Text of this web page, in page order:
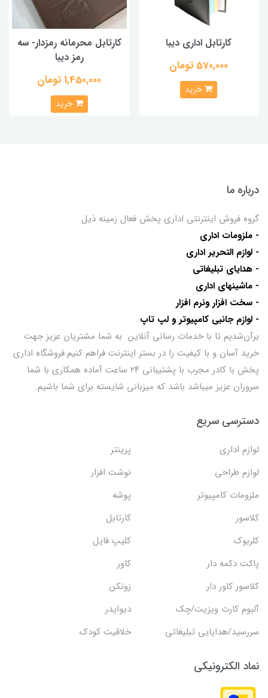
کارتابل اداری دیبا
570,000 تومان
خرید
کارتابل محرمانه رمزدار- سه
رمز دیبا
1,450,000 تومان
خرید
درباره ما
گروه فروش اینترنتی اداری پخش فعال زمینه ذیل
- ملزومات اداری
- لوازم التحریر اداری
- هدایای تبلیغاتی
- ماشینهای اداری
- سخت افزار ونرم افزار
- لوازم جانبی کامپیوتر و لپ تاپ
برآن‌شدیم تا با خدمات رسانی آنلاین به شما مشتریان عزیز جهت
خرید آسان و با کیفیت را در بستر اینترنت فراهم کنیم.فروشگاه اداری
پخش با کادر مجرب با پشتیبانی ۲۴ ساعت آماده همکاری با شما
سروران عزیز میباشد باشد که میزبانی شایسته برای شما باشیم.
دسترسی سریع
لوازم اداری
پرینتر
لوازم طراحی
نوشت افزار
ملزومات کامپیوتر
پوشه
کلاسور
کارتابل
کلربوک
کلیپ فایل
پاکت دکمه دار
کاور
کلاسور کاور دار
زونکن
آلبوم کارت ویزیت/چک
دیوایدر
سررسید/هدایایی تبلیغاتی
خلاقیت کودک
نماد الکترونیکی